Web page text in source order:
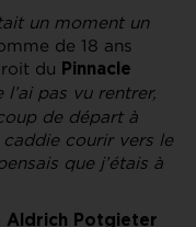
un moment un
de 18 ans
du Pinnacle
l’ai pas vu rentrer,
de départ à
caddie courir vers le
que j’étais à
Aldrich Potgieter